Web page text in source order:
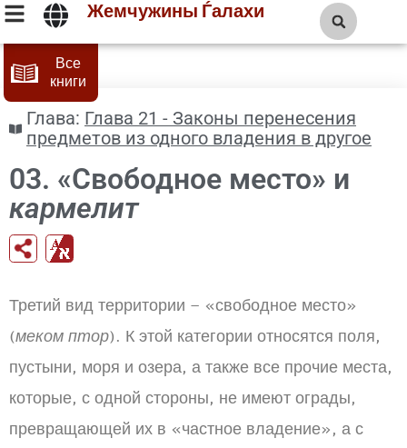
Жемчужины Ѓалахи
Все
книги
Глава: Глава 21 - Законы перенесения
предметов из одного владения в другое
03. «Свободное место» и
кармелит
Третий вид территории – «свободное место»
(меком птор). К этой категории относятся поля,
пустыни, моря и озера, а также все прочие места,
которые, с одной стороны, не имеют ограды,
превращающей их в «частное владение», а с